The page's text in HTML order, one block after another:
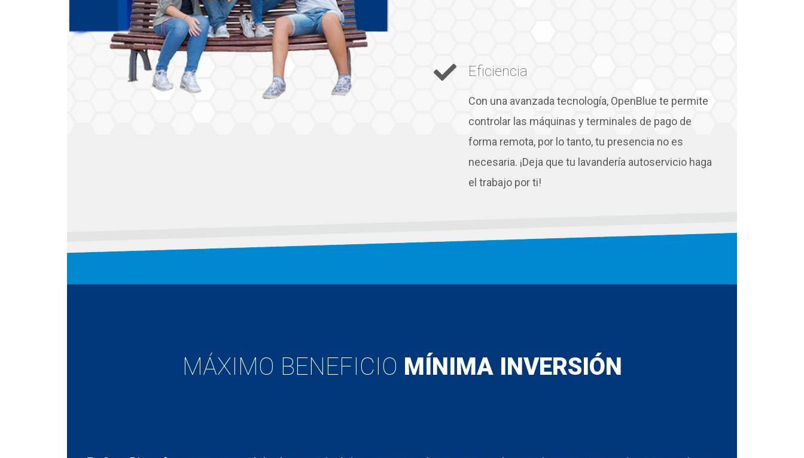
Eficiencia
Con una avanzada tecnología, OpenBlue te permite
controlar las máquinas y terminales de pago de
forma remota, por lo tanto, tu presencia no es
necesaria. ¡Deja que tu lavandería autoservicio haga
el trabajo por ti!
MÁXIMO BENEFICIO MÍNIMA INVERSIÓN